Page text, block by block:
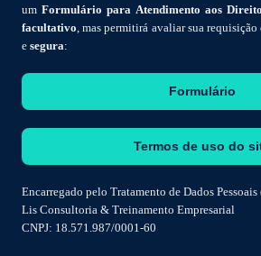
um Formulário para Atendimento aos
facultativo, mas permitirá avaliar sua requisição
e segura:
Formulário
Termos de uso do
Encarregado pelo Tratamento de Dados Pessoais
Lis Consultoria & Treinamento Empresarial
CNPJ: 18.571.987/0001-60